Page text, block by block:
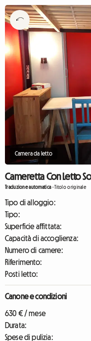
Camera da letto
Cameretta Con Letto
Traduzione automatica-Titolo originale
Tipo di alloggio:
Tipo:
Superficie affittata:
Capacità di accoglienza:
Numero di camere:
Riferimento:
Posti letto:
Canone e condizioni
630 € / mese
Durata:
Spese di pulizia: